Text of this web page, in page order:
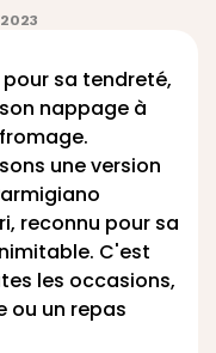
sa tendreté,
nappage à
une version
reconnu pour sa
C'est
les occasions,
ou un repas